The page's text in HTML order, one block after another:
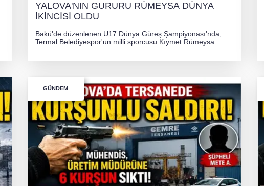
YALOVA'NIN GURURU RÜMEYSA DÜNYA
İKİNCİSİ OLDU
Bakü'de düzenlenen U17 Dünya Güreş Şampiyonası'nda,
Termal Belediyespor'un milli sporcusu Kıymet Rümeysa
GÜNDEM